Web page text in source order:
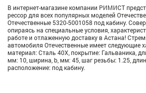
В интернет-магазине компании РИМИСТ
рессор для всех популярных моделей
Отечественные 5320-5001058 под кабину.
опираясь на специальные условия,
работе и отлаженную доставку в Астана!
автомобиля Отечественные имеет следующие
материал: Сталь 40Х, покрытие: Гальваника,
мм: 10, ширина, b, мм: 45, шаг резьбы: 1.25,
расположение: под кабину.